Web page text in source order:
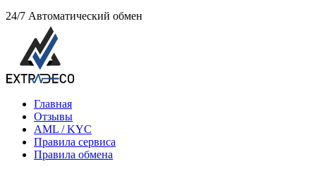
24/7 Автоматический обмен
Главная
Отзывы
AML / KYC
Правила сервиса
Правила обмена